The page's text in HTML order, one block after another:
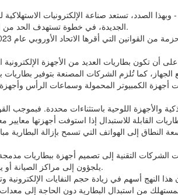
الصدد، تستعد صناعة الإلكترونيات
الجديدة، في خطوة تستهدف الحد من النفايات الإلكترونية وإطالة عمر الأجهزة المحمولة.
أن تكون بطاريات العديد من الأجهزة الإلكترونية
الكمبيوتر المحمولة وسماعات الرأس وأجهزة
التقنية إلى تصميم أجهزة ببطاريات
يلجؤون إلى مراكز الصيانة أو يستبدلون أجهزتهم بالكامل عند تراجع أداء البطارية.
هذا النهج أسهم في زيادة حجم النفايات
من استبدال البطارية دون الحاجة إلى